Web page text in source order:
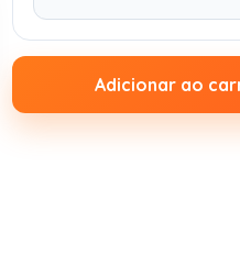
Adicionar ao